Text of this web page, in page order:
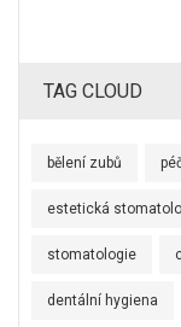
TAG CLOUD
bělení zubů
estetická
stomatologie
dentální hygiena